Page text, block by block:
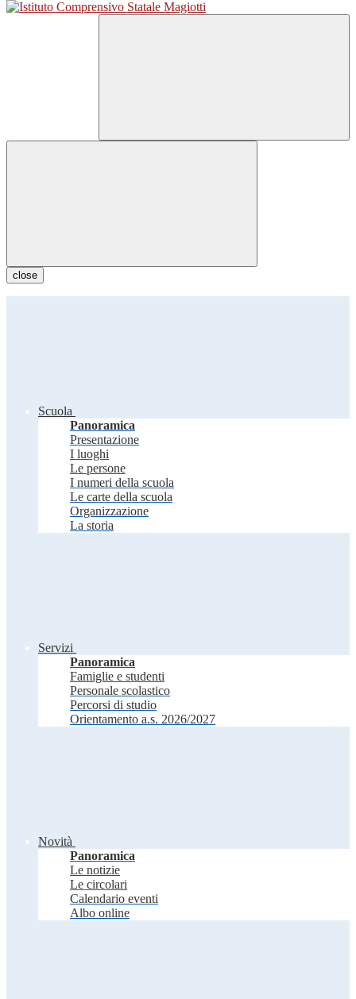
close
Scuola
Panoramica
Presentazione
I luoghi
Le persone
I numeri della scuola
Le carte della scuola
Organizzazione
La storia
Servizi
Panoramica
Famiglie e studenti
Personale scolastico
Percorsi di studio
Orientamento a.s. 2026/2027
Novità
Panoramica
Le notizie
Le circolari
Calendario eventi
Albo online